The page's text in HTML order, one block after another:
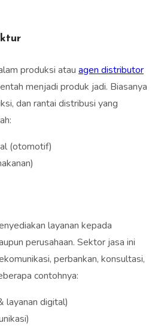
produksi atau agen distributor
menjadi produk jadi. Biasanya
dan rantai distribusi yang
(otomotif)
layanan kepada
perusahaan. Sektor jasa ini
perbankan, konsultasi,
contohnya:
layanan digital)